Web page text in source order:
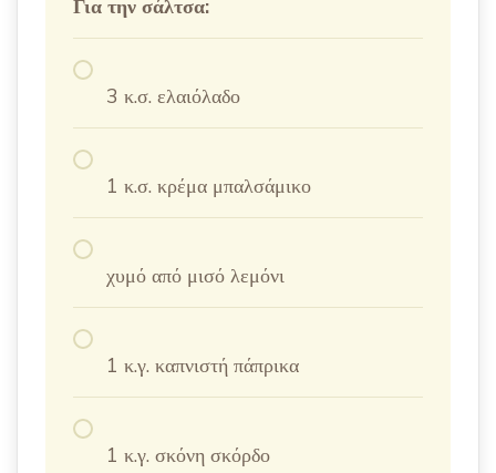
Για την σάλτσα:
3 κ.σ. ελαιόλαδο
1 κ.σ. κρέμα μπαλσάμικο
χυμό από μισό λεμόνι
1 κ.γ. καπνιστή πάπρικα
1 κ.γ. σκόνη σκόρδο